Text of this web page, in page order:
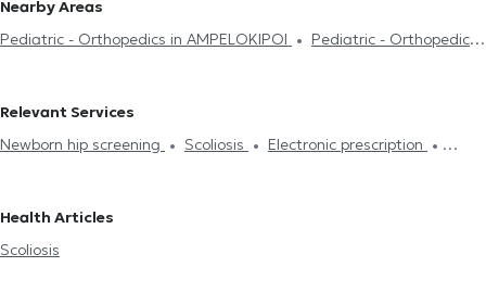
Nearby Areas
Pediatric - Orthopedics in AMPELOKIPOI
Pediatric - Orthopedics
Pediatric - Orthopedics in GLYFADA
NEA ERYTHRAIA
Relevant Services
Newborn hip screening
Scoliosis
Electronic prescription
Health Articles
Scoliosis